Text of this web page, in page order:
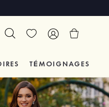
TÉMOIGNAGES